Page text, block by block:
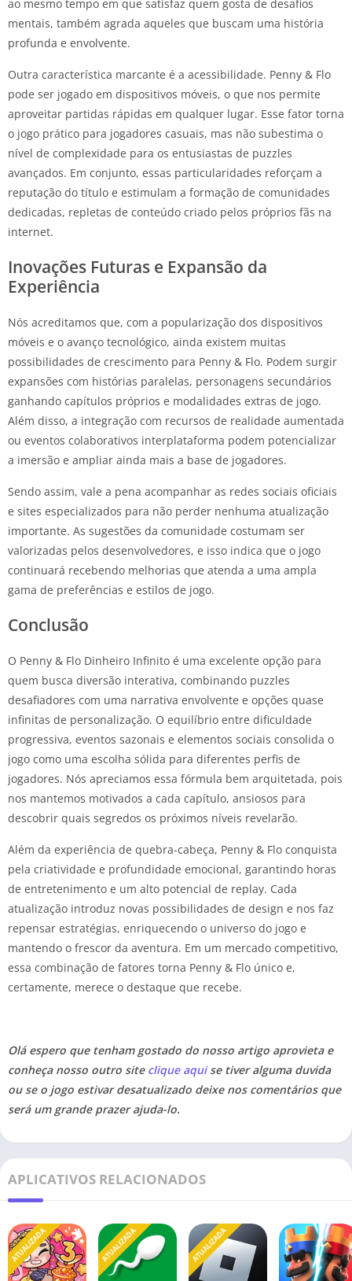
ao mesmo tempo em que satisfaz quem gosta de desafios
mentais, também agrada aqueles que buscam uma história
profunda e envolvente.
Outra característica marcante é a acessibilidade. Penny & Flo
pode ser jogado em dispositivos móveis, o que nos permite
aproveitar partidas rápidas em qualquer lugar. Esse fator torna
o jogo prático para jogadores casuais, mas não subestima o
nível de complexidade para os entusiastas de puzzles
avançados. Em conjunto, essas particularidades reforçam a
reputação do título e estimulam a formação de comunidades
dedicadas, repletas de conteúdo criado pelos próprios fãs na
internet.
Inovações Futuras e Expansão da
Experiência
Nós acreditamos que, com a popularização dos dispositivos
móveis e o avanço tecnológico, ainda existem muitas
possibilidades de crescimento para Penny & Flo. Podem surgir
expansões com histórias paralelas, personagens secundários
ganhando capítulos próprios e modalidades extras de jogo.
Além disso, a integração com recursos de realidade aumentada
ou eventos colaborativos interplataforma podem potencializar
a imersão e ampliar ainda mais a base de jogadores.
Sendo assim, vale a pena acompanhar as redes sociais oficiais
e sites especializados para não perder nenhuma atualização
importante. As sugestões da comunidade costumam ser
valorizadas pelos desenvolvedores, e isso indica que o jogo
continuará recebendo melhorias que atenda a uma ampla
gama de preferências e estilos de jogo.
Conclusão
O Penny & Flo Dinheiro Infinito é uma excelente opção para
quem busca diversão interativa, combinando puzzles
desafiadores com uma narrativa envolvente e opções quase
infinitas de personalização. O equilíbrio entre dificuldade
progressiva, eventos sazonais e elementos sociais consolida o
jogo como uma escolha sólida para diferentes perfis de
jogadores. Nós apreciamos essa fórmula bem arquitetada, pois
nos mantemos motivados a cada capítulo, ansiosos para
descobrir quais segredos os próximos níveis revelarão.
Além da experiência de quebra-cabeça, Penny & Flo conquista
pela criatividade e profundidade emocional, garantindo horas
de entretenimento e um alto potencial de replay. Cada
atualização introduz novas possibilidades de design e nos faz
repensar estratégias, enriquecendo o universo do jogo e
mantendo o frescor da aventura. Em um mercado competitivo,
essa combinação de fatores torna Penny & Flo único e,
certamente, merece o destaque que recebe.
Olá espero que tenham gostado do nosso artigo aprovieta e
conheça nosso outro site clique aquise tiver alguma duvida
ou se o jogo estivar desatualizado deixe nos comentários que
será um grande prazer ajuda-lo.
APLICATIVOS RELACIONADOS
ATUALIZADA ATUALIZADA ATUALIZADA